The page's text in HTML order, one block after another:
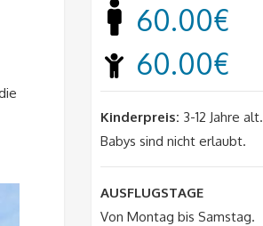
60.00€
60.00€
Kinderpreis: 3-12 Jahre alt.
Babys sind nicht erlaubt.
AUSFLUGSTAGE
Von Montag bis Samstag.